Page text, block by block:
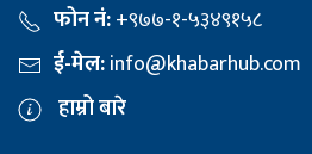
फोन नं:+९७७-१-५३४९१५८
ई-मेल:info@khabarhub.com
हाम्रो बारे